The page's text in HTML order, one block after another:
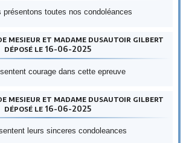
présentons toutes nos condoléances
mesieur et madame dusautoir gilbert
déposé le 16-06-2025
courage dans cette epreuve
mesieur et madame dusautoir gilbert
déposé le 16-06-2025
leurs sinceres condoleances